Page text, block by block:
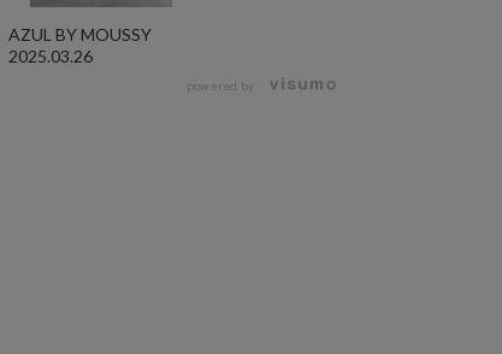
2025.03.26
AZUL BY MOUSSY
powered by